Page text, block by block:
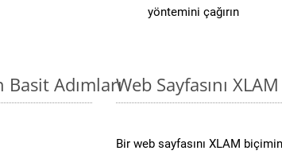
yöntemini çağırın
AdımlarıWeb Sayfasını
Bir web sayfasını XLAM